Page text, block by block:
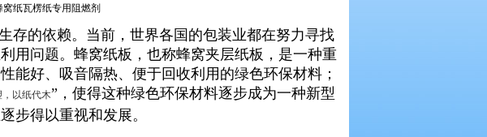
窝纸瓦楞纸专用阻燃剂
存的依赖。当前，世界各国的包装业都在努力寻找
用问题。蜂窝纸板，也称蜂窝夹层纸板，是一种重
能好、吸音隔热、便于回收利用的绿色环保材料；
，以纸代木”，使得这种绿色环保材料逐步成为一种新型
步得以重视和发展。